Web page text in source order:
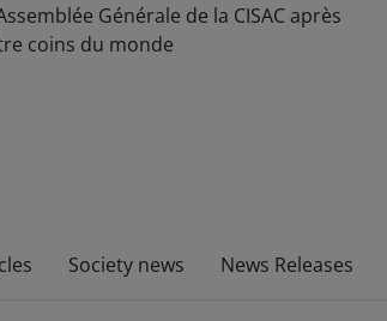
Générale de la CISAC après
coins du monde
Society news News Releases